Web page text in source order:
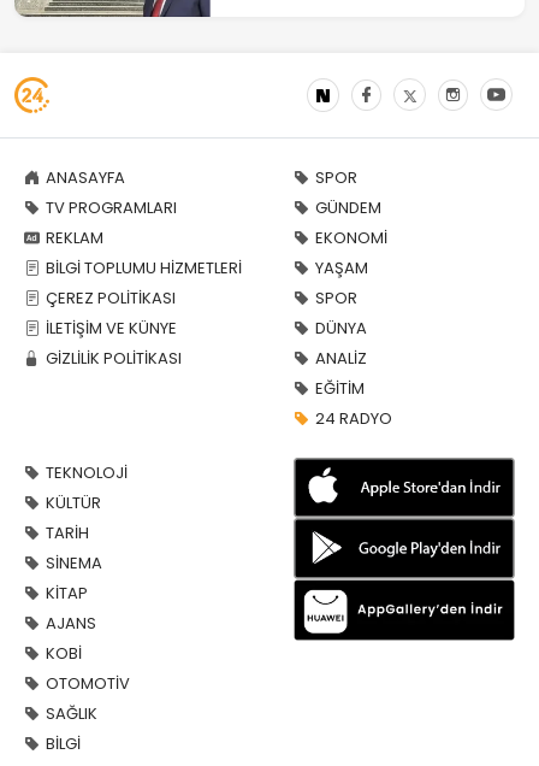
ANASAYFA
TV PROGRAMLARI
REKLAM
BİLGİ TOPLUMU HİZMETLERİ
ÇEREZ POLİTİKASI
İLETİŞİM VE KÜNYE
GİZLİLİK POLİTİKASI
SPOR
GÜNDEM
EKONOMİ
YAŞAM
SPOR
DÜNYA
ANALİZ
EĞİTİM
24 RADYO
TEKNOLOJİ
KÜLTÜR
TARİH
SİNEMA
KİTAP
AJANS
KOBİ
OTOMOTİV
SAĞLIK
BİLGİ